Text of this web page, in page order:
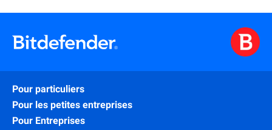
Pour particuliers
Pour les petites entreprises
Pour Entreprises